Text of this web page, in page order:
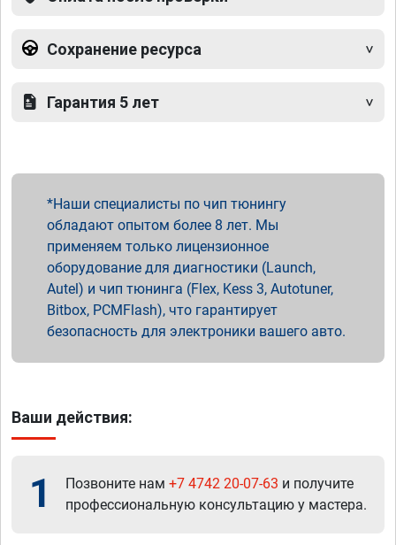
Сохранение ресурса
Гарантия 5 лет
Наши специалисты по чип тюнингу
обладают опытом более 8 лет. Мы
применяем только лицензионное
оборудование для диагностики (Launch,
Autel) и чип тюнинга (Flex, Kess 3, Autotuner,
Bitbox, PCMFlash), что гарантирует
безопасность для электроники вашего авто.
Ваши действия:
1 Позвоните нам +7 4742 20-07-63 и получите
профессиональную консультацию у мастера.